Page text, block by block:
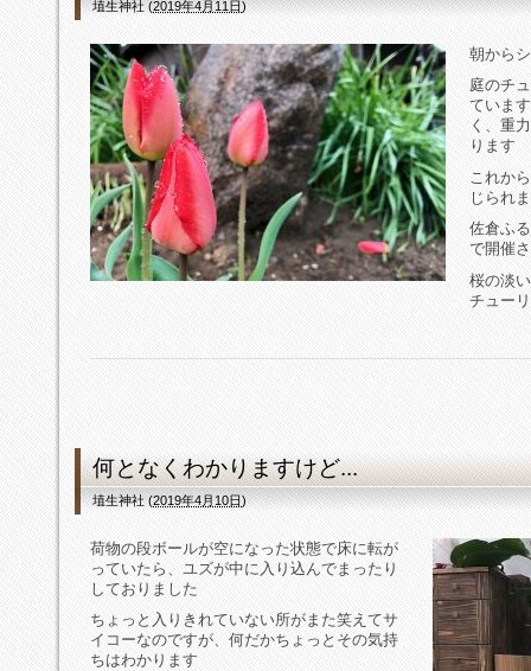
埴生神社(2019年4月11日)
朝から
庭のチ
ていま
く、重
ります
これか
じられ
佐倉ふ
で開催
桜の淡
チュー
何となくわかりますけど...
埴生神社(2019年4月10日)
荷物の段ボールが空になった状態で床に転が
っていたら、ユズが中に入り込んでまったり
しておりました
ちょっと入りきれていない所がまた笑えてサ
イコーなのですが、何だかちょっとその気持
ちはわかります